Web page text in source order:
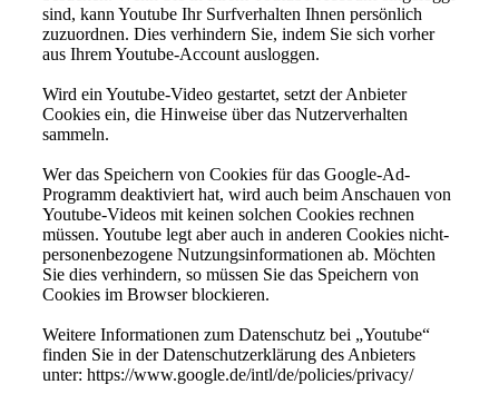
sind, kann Youtube Ihr Surfverhalten Ihnen persönlich
zuzuordnen. Dies verhindern Sie, indem Sie sich vorher
aus Ihrem Youtube-Account ausloggen.
Wird ein Youtube-Video gestartet, setzt der Anbieter
Cookies ein, die Hinweise über das Nutzerverhalten
sammeln.
Wer das Speichern von Cookies für das Google-Ad-
Programm deaktiviert hat, wird auch beim Anschauen von
Youtube-Videos mit keinen solchen Cookies rechnen
müssen. Youtube legt aber auch in anderen Cookies nicht-
personenbezogene Nutzungsinformationen ab. Möchten
Sie dies verhindern, so müssen Sie das Speichern von
Cookies im Browser blockieren.
Weitere Informationen zum Datenschutz bei „Youtube“
finden Sie in der Datenschutzerklärung des Anbieters
unter: https://www.google.de/intl/de/policies/privacy/